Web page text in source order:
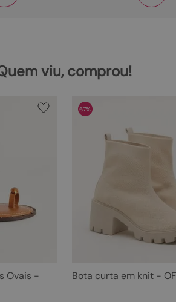
viu, comprou!
Ovais -
67%
Bota curta em knit -